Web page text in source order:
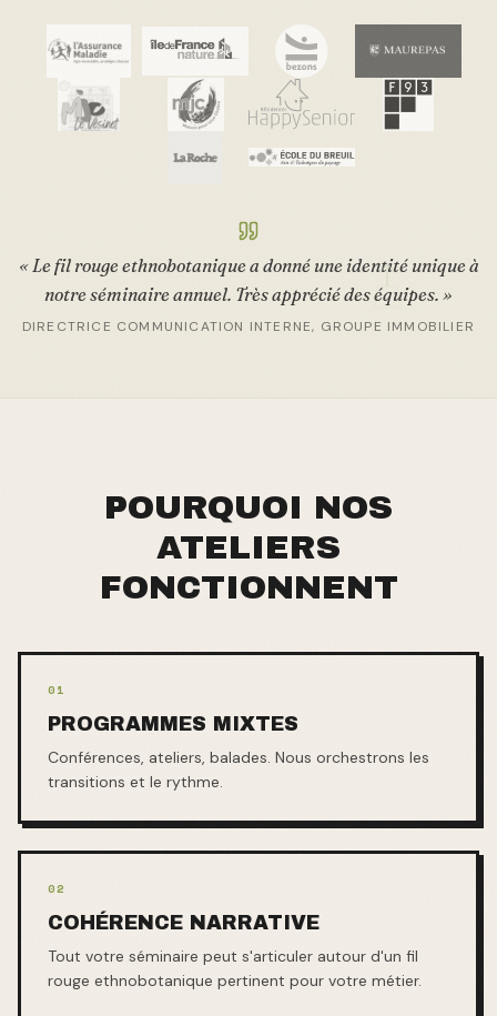
« Le fil rouge ethnobotanique a donné une identité unique à
notre séminaire annuel. Très apprécié des équipes. »
DIRECTRICE COMMUNICATION INTERNE, GROUPE IMMOBILIER
POURQUOI NOS
ATELIERS
FONCTIONNENT
0 1
PROGRAMMES MIXTES
Conférences, ateliers, balades. Nous orchestrons les
transitions et le rythme.
02
COHÉRENCE NARRATIVE
Tout votre séminaire peut s'articuler autour d'un fil
rouge ethnobotanique pertinent pour votre métier.